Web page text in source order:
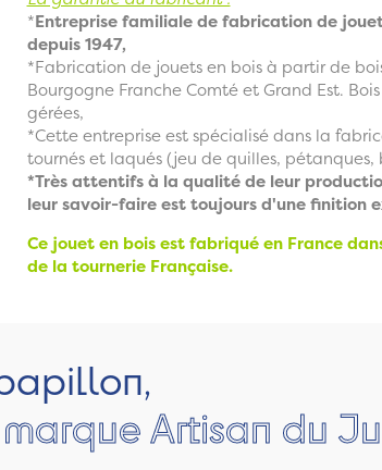
*Entreprise familiale de fabrication de
depuis 1947,
*Fabrication de jouets en bois à partir de
Bourgogne Franche Comté et Grand Est.
gérées,
*Cette entreprise est spécialisé dans la
tournés et laqués (jeu de quilles, pétanques,
*Très attentifs à la qualité de leur
leur savoir-faire est toujours d'une finition
Ce jouet en bois est fabriqué en France
de la tournerie Française.
Artisan du